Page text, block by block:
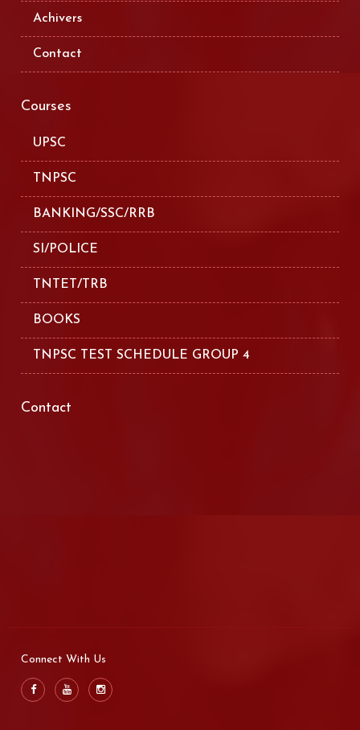
Achivers
Contact
Courses
UPSC
TNPSC
BANKING/SSC/RRB
SI/POLICE
TNTET/TRB
BOOKS
TNPSC TEST SCHEDULE GROUP 4
Contact
Connect With Us